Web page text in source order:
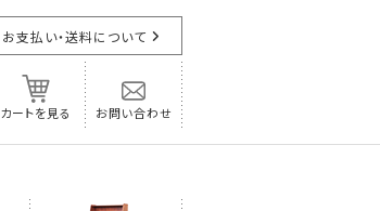
お支払い・送料について
カートを見る お問い合わせ